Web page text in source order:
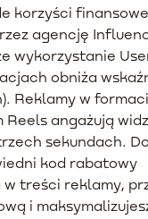
korzyści
agencję
wykorzystanie
obniża
Reklamy w
Reels angażują
sekundach.
kod rabatowy
treści reklamy,
i